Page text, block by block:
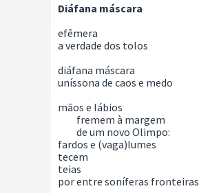
Diáfana máscara
efêmera
a verdade dos tolos
diáfana máscara
uníssona de caos e medo
mãos e lábios
fremem à margem
de um novo Olimpo:
fardos e (vaga)lumes
tecem
teias
por entre soníferas fronteiras